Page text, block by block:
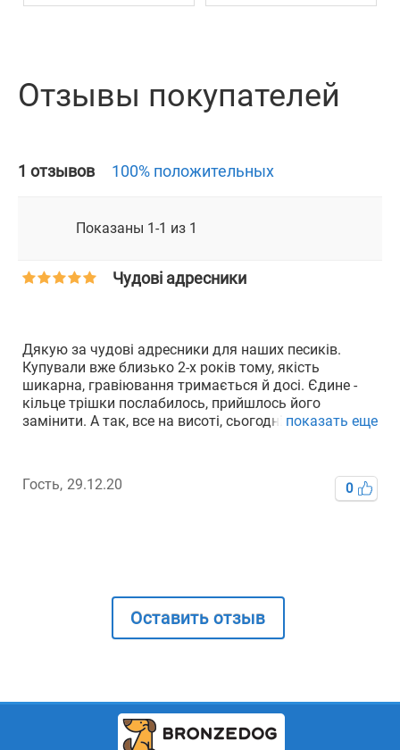
Отзывы покупателей
1 отзывов 100% положительных
Показаны 1-1 из 1
Чудові адресники
Дякую за чудові адресники для наших песиків.
Купували вже близько 2-х років тому, якість
шикарна, гравіювання тримається й досі. Єдине -
кільце трішки послабилось, прийшлось його
замінити. А так, все на висоті, сьогодні ще й іграшок
показать еще
Гость, 29.12.20 0
Оставить отзыв